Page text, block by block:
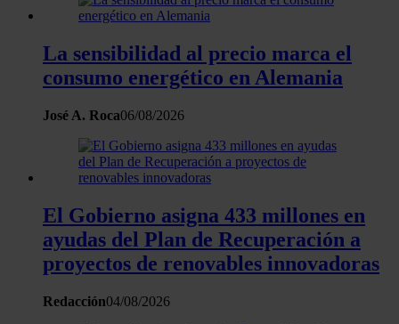
La sensibilidad al precio marca el
consumo energético en Alemania
José A. Roca06/08/2026
El Gobierno asigna 433 millones en
ayudas del Plan de Recuperación a
proyectos de renovables innovadoras
Redacción04/08/2026